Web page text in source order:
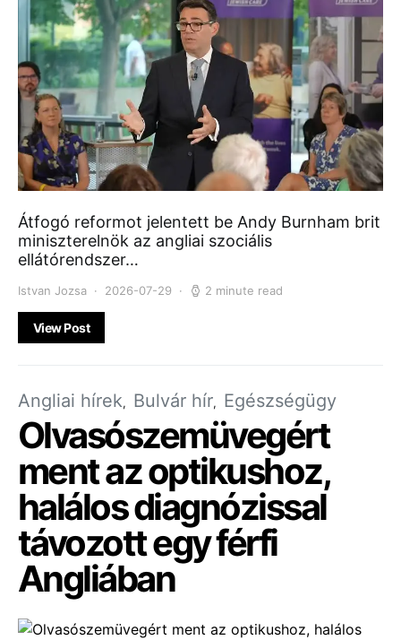
Átfogó reformot jelentett be Andy Burnham brit
miniszterelnök az angliai szociális
ellátórendszer…
Istvan Jozsa 2026-07-29 2 minute read
View Post
Angliai hírek Bulvár hír Egészségügy
Olvasószemüvegért
ment az optikushoz,
halálos diagnózissal
távozott egy férfi
Angliában